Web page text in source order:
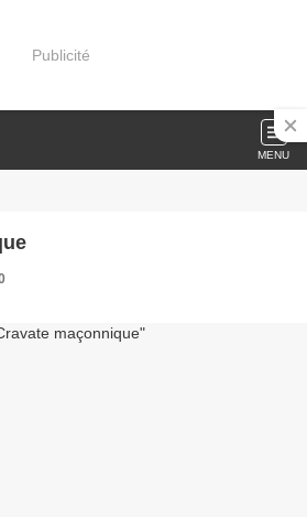
Publicité
MENU